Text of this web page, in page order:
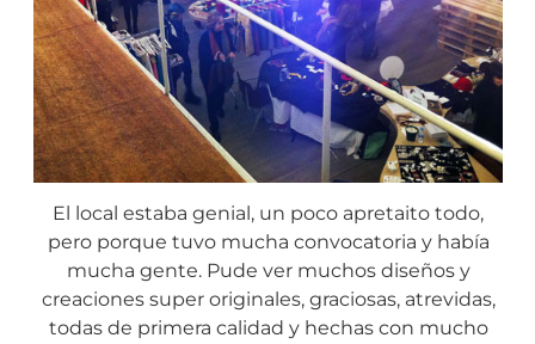
El local estaba genial, un poco apretaito todo,
pero porque tuvo mucha convocatoria y había
mucha gente. Pude ver muchos diseños y
creaciones super originales, graciosas, atrevidas,
todas de primera calidad y hechas con mucho